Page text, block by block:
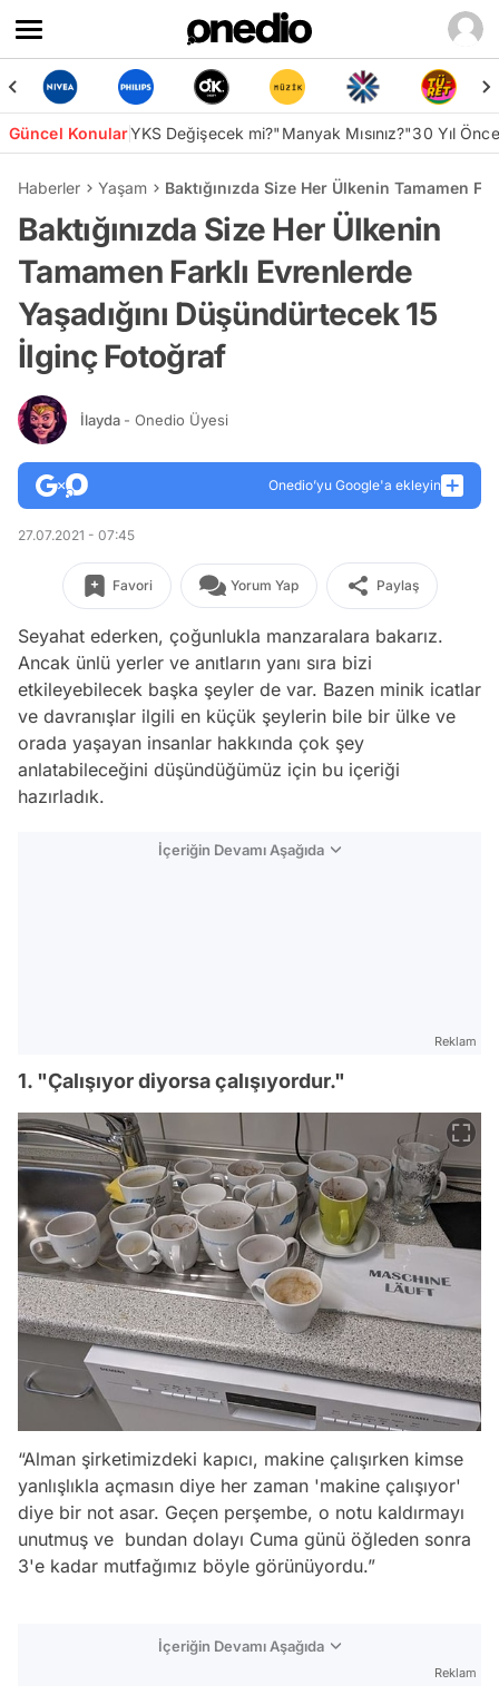
Güncel KonularYKS Değişecek mi?"Manyak Mısınız?"30 Yıl
Haberler Yaşam Baktığınızda Size Her Ülkenin Tamamen
Baktığınızda Size Her Ülkenin
Tamamen Farklı Evrenlerde
Yaşadığını Düşündürtecek 15
İlginç Fotoğraf
İlayda - Onedio Üyesi
Onedio’yu Google'a ekleyin
27.07.2021 - 07:45
Favori Yorum Yap Paylaş
Seyahat ederken, çoğunlukla manzaralara bakarız.
Ancak ünlü yerler ve anıtların yanı sıra bizi
etkileyebilecek başka şeyler de var. Bazen minik icatlar
ve davranışlar ilgili en küçük şeylerin bile bir ülke ve
orada yaşayan insanlar hakkında çok şey
anlatabileceğini düşündüğümüz için bu içeriği
hazırladık.
İçeriğin Devamı Aşağıda
Reklam
1. "Çalışıyor diyorsa çalışıyordur."
“Alman şirketimizdeki kapıcı, makine çalışırken kimse
yanlışlıkla açmasın diye her zaman 'makine çalışıyor'
diye bir not asar. Geçen perşembe, o notu kaldırmayı
unutmuş ve bundan dolayı Cuma günü öğleden sonra
3'e kadar mutfağımız böyle görünüyordu.”
İçeriğin Devamı Aşağıda
Reklam